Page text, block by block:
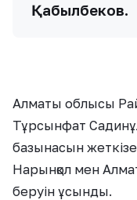
Қабылбеков.
Алматы облысы
Тұрсынфат
базынасын
Нарынқол мен
беруін ұсынды.